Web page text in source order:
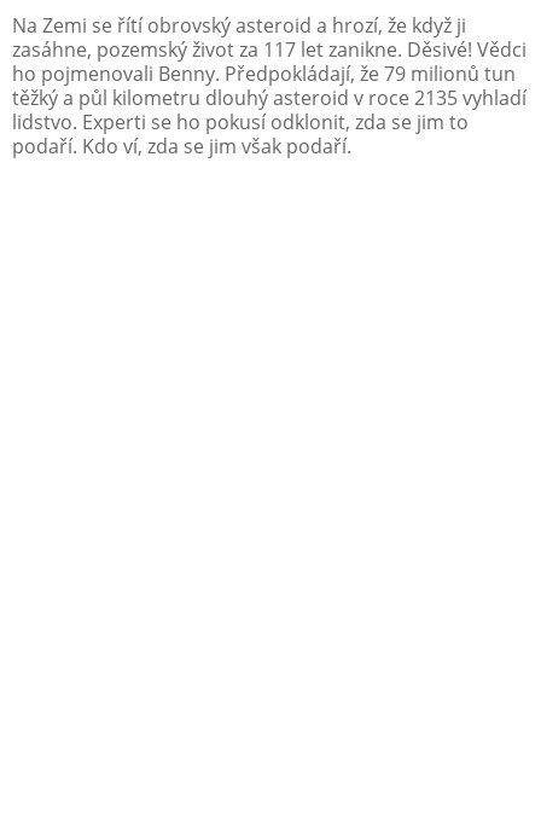
Na Zemi se řítí obrovský asteroid a hrozí, že když ji
zasáhne, pozemský život za 117 let zanikne. Děsivé! Vědci
ho pojmenovali Benny. Předpokládají, že 79 milionů tun
těžký a půl kilometru dlouhý asteroid v roce 2135 vyhladí
lidstvo. Experti se ho pokusí odklonit, zda se jim to
podaří. Kdo ví, zda se jim však podaří.